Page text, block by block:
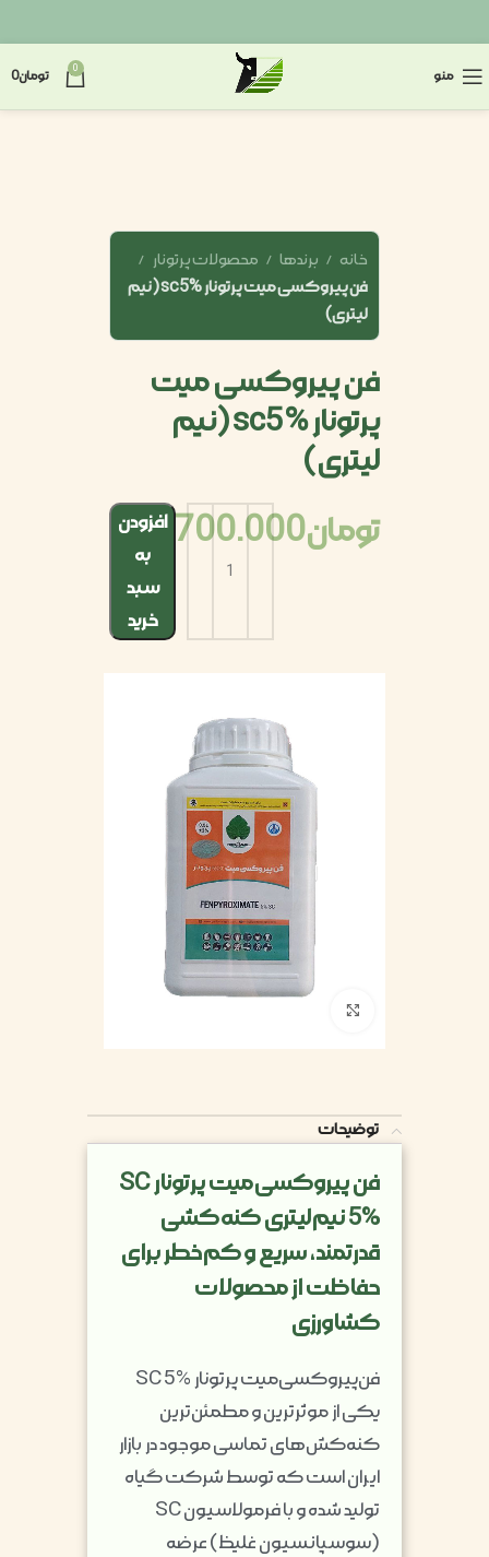
منو 0 تومان0
خانه برندها
محصولات پرتونار
فن پیروکسی میت پرتونار sc5% (نیم
لیتری)
فن پیروکسی میت
پرتونار sc5% (نیم
لیتری)
تومان700.000 افزودن
به
سبد
خرید
توضیحات
فن پیروکسی‌میت پرتونار SC
5% نیم‌لیتری کنه‌کشی
قدرتمند، سریع و کم‌خطر برای
حفاظت از محصولات
کشاورزی
فن‌پیروکسی‌میت پرتونار SC 5%
یکی از موثرترین و مطمئن‌ترین
کنه‌کش‌های تماسی موجود در بازار
ایران است که توسط شرکت گیاه
تولید شده و با فرمولاسیون SC
(سوسپانسیون غلیظ) عرضه